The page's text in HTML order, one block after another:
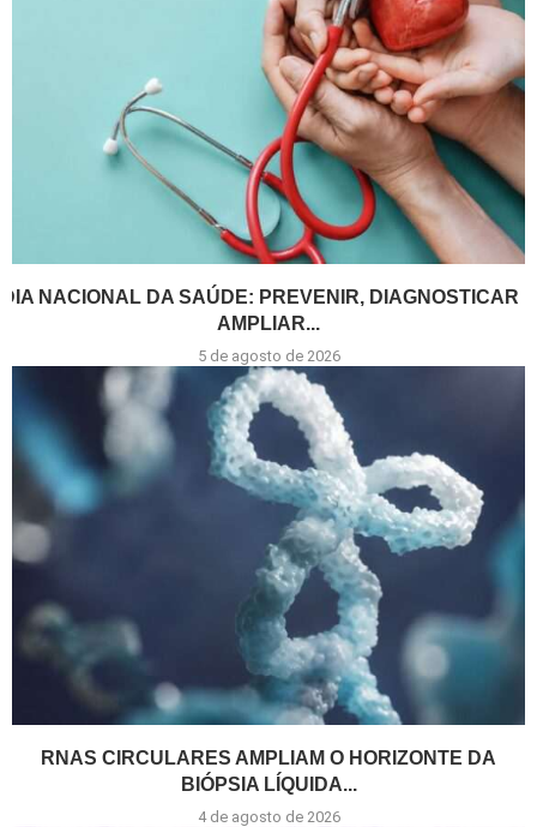
DIA NACIONAL DA SAÚDE: PREVENIR, DIAGNOSTICAR E
AMPLIAR...
5 de agosto de 2026
RNAS CIRCULARES AMPLIAM O HORIZONTE DA
BIÓPSIA LÍQUIDA...
4 de agosto de 2026